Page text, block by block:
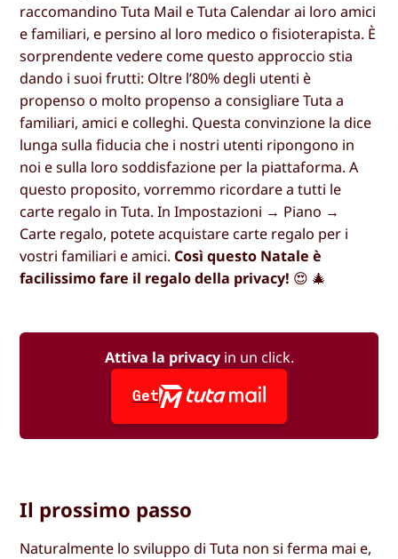
raccomandino Tuta Mail e Tuta Calendar ai loro amici
e familiari, e persino al loro medico o fisioterapista. È
sorprendente vedere come questo approccio stia
dando i suoi frutti: Oltre l’80% degli utenti è
propenso o molto propenso a consigliare Tuta a
familiari, amici e colleghi. Questa convinzione la dice
lunga sulla fiducia che i nostri utenti ripongono in
noi e sulla loro soddisfazione per la piattaforma. A
questo proposito, vorremmo ricordare a tutti le
carte regalo in Tuta. In Impostazioni → Piano →
Carte regalo, potete acquistare carte regalo per i
vostri familiari e amici. Così questo Natale è
facilissimo fare il regalo della privacy! 😍 🎄
Attiva la privacyin un click.
Get
Il prossimo passo
Naturalmente lo sviluppo di Tuta non si ferma mai e,